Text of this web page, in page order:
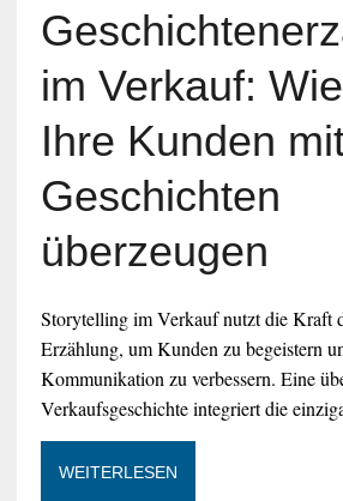
im Verkauf:
Ihre Kunden
Geschichten
überzeugen
Storytelling im Verkauf nutzt die Kraft
Erzählung, um Kunden zu begeistern
Kommunikation zu verbessern. Eine
Verkaufsgeschichte integriert die
WEITERLESEN